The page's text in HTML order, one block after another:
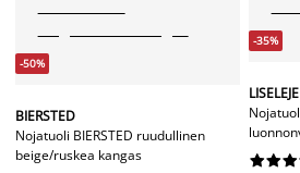
-50%
BIERSTED
Nojatuoli BIERSTED ruudullinen
beige/ruskea kangas
-35%
LISELEJE



